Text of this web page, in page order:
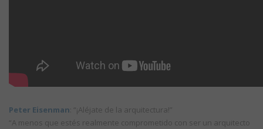
Peter Eisenman : “¡Aléjate de la arquitectura!”
“A menos que estés realmente comprometido con ser un arquitecto